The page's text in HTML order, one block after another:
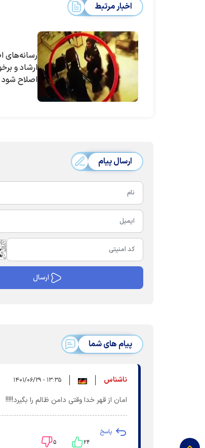
اخبار مرتبط
رسانه‌های
ارشاد و
اصلاح شود
ارسال پیام
پیام های شما
ناشناس ۱۳:۳۵ - ۱۴۰۱/۰۶/۲۹
امان از قهر خدا وقتی دامن ظالم را بگیرد!!!!!
پاسخ
۲۴ ۵